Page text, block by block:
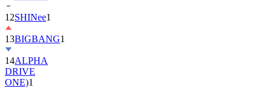
13BIGBANG
14ALPHA
DRIVE
ONE)1
15